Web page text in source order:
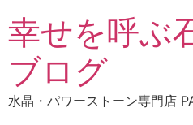
ン
ン
に
幸せを呼ぶ
ブログ
水晶・パワーストーン専門店